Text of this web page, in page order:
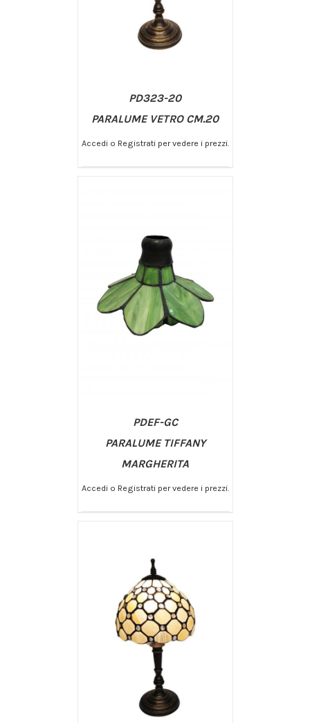
PD323-20
PARALUME VETRO CM.20
Accedi o Registrati per vedere i prezzi.
PDEF-GC
PARALUME TIFFANY
MARGHERITA
Accedi o Registrati per vedere i prezzi.